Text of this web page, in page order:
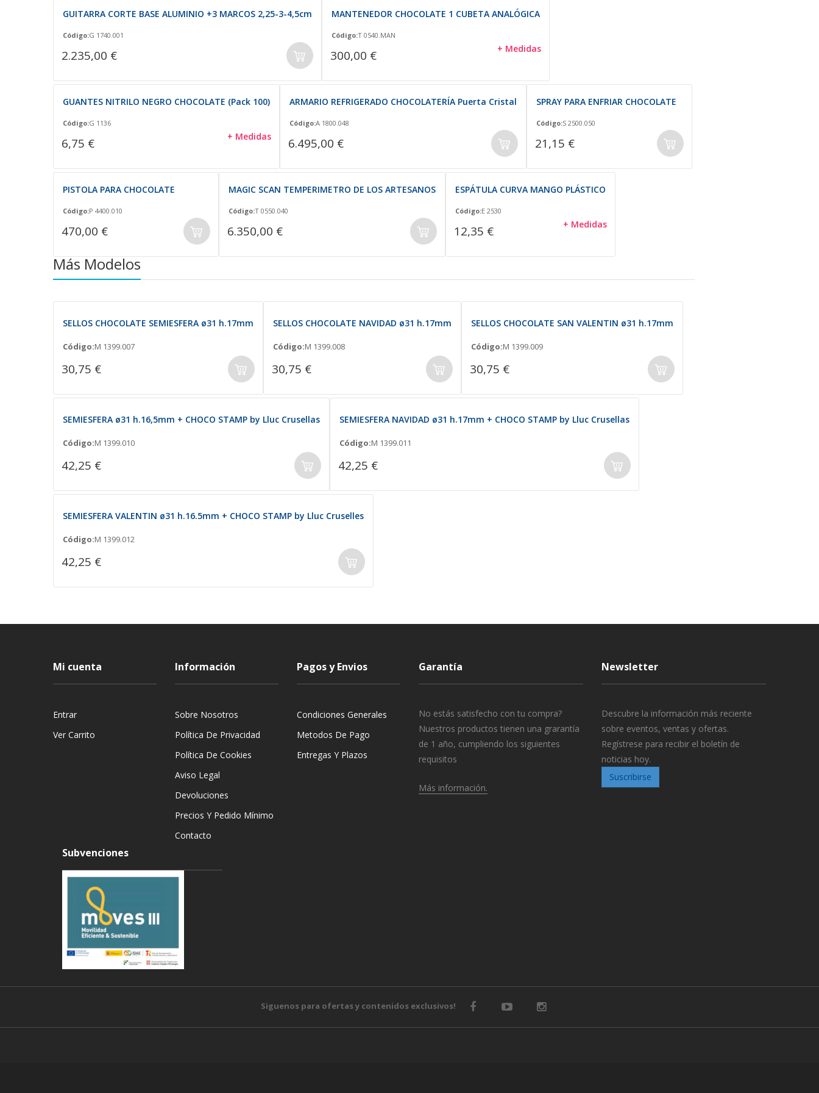
GUITARRA CORTE BASE ALUMINIO +3 MARCOS 2,25-3-4,5cm
Código:G 1740.001
2.235,00 €
MANTENEDOR CHOCOLATE 1 CUBETA ANALÓGICA
Código:T 0540.MAN
300,00 € + Medidas
GUANTES NITRILO NEGRO CHOCOLATE (Pack 100)
Código:G 1136
6,75 € + Medidas
ARMARIO REFRIGERADO CHOCOLATERÍA Puerta Cristal
Código:A 1800.048
6.495,00 €
SPRAY PARA ENFRIAR CHOCOLATE
Código:S 2500.050
21,15 €
PISTOLA PARA CHOCOLATE
Código:P 4400.010
470,00 €
MAGIC SCAN TEMPERIMETRO DE LOS ARTESANOS
Código:T 0550.040
6.350,00 €
ESPÁTULA CURVA MANGO PLÁSTICO
Código:E 2530
12,35 € + Medidas
Más Modelos
SELLOS CHOCOLATE SEMIESFERA ø31 h.17mm
Código:M 1399.007
30,75 €
SELLOS CHOCOLATE NAVIDAD ø31 h.17mm
Código:M 1399.008
30,75 €
SELLOS CHOCOLATE SAN VALENTIN ø31 h.17mm
Código:M 1399.009
30,75 €
SEMIESFERA ø31 h.16,5mm + CHOCO STAMP by Lluc Crusellas
Código:M 1399.010
42,25 €
SEMIESFERA NAVIDAD ø31 h.17mm + CHOCO STAMP by Lluc Crusellas
Código:M 1399.011
42,25 €
SEMIESFERA VALENTIN ø31 h.16.5mm + CHOCO STAMP by Lluc Cruselles
Código:M 1399.012
42,25 €
Mi cuenta
Entrar
Ver Carrito
Información
Sobre Nosotros
Política De Privacidad
Política De Cookies
Aviso Legal
Devoluciones
Precios Y Pedido Mínimo
Contacto
Pagos y Envios
Condiciones Generales
Metodos De Pago
Entregas Y Plazos
Garantía
No estás satisfecho con tu compra?
Nuestros productos tienen una grarantía
de 1 año, cumpliendo los siguientes
requisitos
Más información.
Newsletter
Descubre la información más reciente
sobre eventos, ventas y ofertas.
Regístrese para recibir el boletín de
noticias hoy.
Suscribirse
Subvenciones
Siguenos para ofertas y contenidos exclusivos!